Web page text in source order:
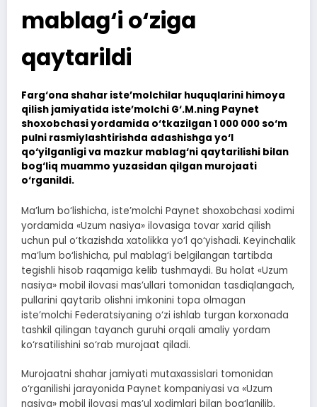
mablag‘i o‘ziga
qaytarildi
Farg‘ona shahar iste’molchilar huquqlarini himoya
qilish jamiyatida iste’molchi G‘.M.ning Paynet
shoxobchasi yordamida o‘tkazilgan 1 000 000 so‘m
pulni rasmiylashtirishda adashishga yo‘l
qo‘yilganligi va mazkur mablag‘ni qaytarilishi bilan
bog‘liq muammo yuzasidan qilgan murojaati
o‘rganildi.
Ma’lum bo‘lishicha, iste’molchi Paynet shoxobchasi xodimi
yordamida «Uzum nasiya» ilovasiga tovar xarid qilish
uchun pul o‘tkazishda xatolikka yo‘l qo‘yishadi. Keyinchalik
ma’lum bo‘lishicha, pul mablag‘i belgilangan tartibda
tegishli hisob raqamiga kelib tushmaydi. Bu holat «Uzum
nasiya» mobil ilovasi mas’ullari tomonidan tasdiqlangach,
pullarini qaytarib olishni imkonini topa olmagan
iste’molchi Federatsiyaning o‘zi ishlab turgan korxonada
tashkil qilingan tayanch guruhi orqali amaliy yordam
ko‘rsatilishini so‘rab murojaat qiladi.
Murojaatni shahar jamiyati mutaxassislari tomonidan
o‘rganilishi jarayonida Paynet kompaniyasi va «Uzum
nasiya» mobil ilovasi mas’ul xodimlari bilan bog‘lanilib,